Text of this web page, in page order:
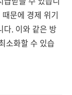
문에 경제 위기
다. 이와 같은 방
소화할 수 있습